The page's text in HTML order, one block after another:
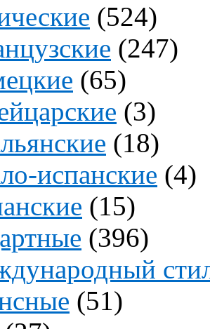
(524)
(247)
(65)
(3)
(18)
испанские (4)
(15)
(396)
(51)